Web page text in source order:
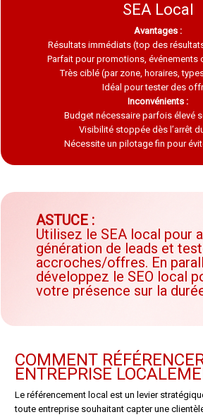
SEA Local
Avantages :
Résultats immédiats (top des
Parfait pour promotions, événements
Très ciblé (par zone, horaires,
Idéal pour tester des
Inconvénients :
Budget nécessaire parfois élevé
Visibilité stoppée dès l’arrêt
Nécessite un pilotage fin pour
ASTUCE :
Utilisez le SEA local pour
génération de leads et
accroches/offres. En
développez le SEO local
votre présence sur la
COMMENT
ENTREPRISE
Le référencement local est un levier
toute entreprise souhaitant capter une